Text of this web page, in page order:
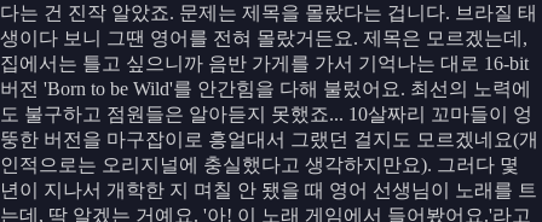
다는 건 진작 알았죠. 문제는 제목을 몰랐다는 겁니다. 브라질 태
생이다 보니 그땐 영어를 전혀 몰랐거든요. 제목은 모르겠는데,
집에서는 틀고 싶으니까 음반 가게를 가서 기억나는 대로 16-bit
버전 'Born to be Wild'를 안간힘을 다해 불렀어요. 최선의 노력에
도 불구하고 점원들은 알아듣지 못했죠... 10살짜리 꼬마들이 엉
뚱한 버전을 마구잡이로 흥얼대서 그랬던 걸지도 모르겠네요(개
인적으로는 오리지널에 충실했다고 생각하지만요). 그러다 몇
년이 지나서 개학한 지 며칠 안 됐을 때 영어 선생님이 노래를 트
는데, 딱 알겠는 거예요. '아! 이 노래 게임에서 들어봤어요.'라고